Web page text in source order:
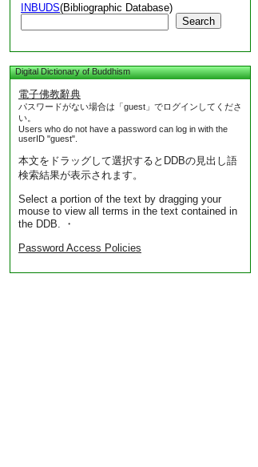
INBUDS(Bibliographic Database)
Search
Digital Dictionary of Buddhism
電子佛教辭典
パスワードがない場合は「guest」でログインしてくださ
い。
Users who do not have a password can log in with the
userID "guest".
本文をドラッグして選択するとDDBの見出し語
検索結果が表示されます。
Select a portion of the text by dragging your
mouse to view all terms in the text contained in
the DDB. ・
Password Access Policies